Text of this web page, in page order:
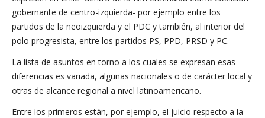
gobernante de centro-izquierda- por ejemplo entre los
partidos de la neoizquierda y el PDC y también, al interior del
polo progresista, entre los partidos PS, PPD, PRSD y PC.
La lista de asuntos en torno a los cuales se expresan esas
diferencias es variada, algunas nacionales o de carácter local y
otras de alcance regional a nivel latinoamericano.
Entre los primeros están, por ejemplo, el juicio respecto a la